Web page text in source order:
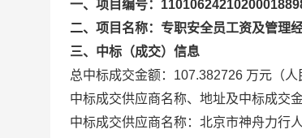
一、项目编号：
二、项目名称：专职安全员工资及管理
三、中标（成交）信息
总中标成交金额：107.382726 万元（人
中标成交供应商名称、地址及中标成交金
中标成交供应商名称：北京市神舟力行